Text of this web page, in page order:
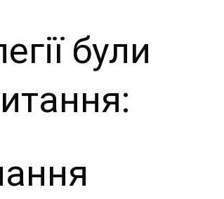
були